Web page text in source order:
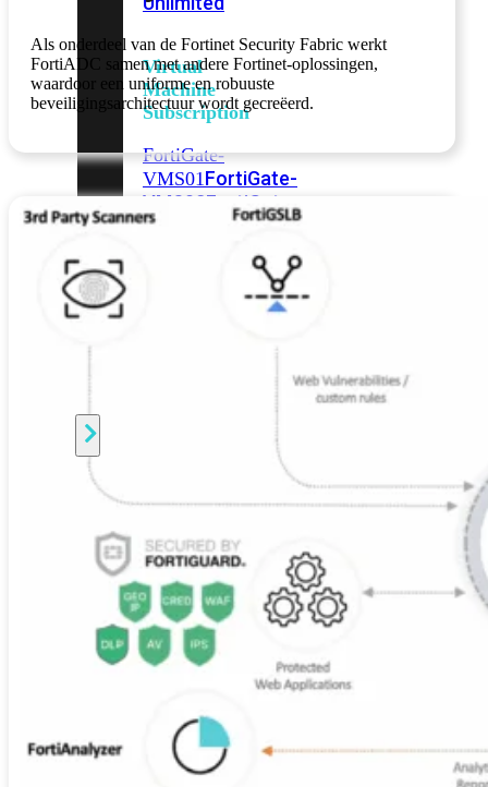
Virtual
Machine
Subscription
FortiGate-
VMS01FortiGate-
VMS02FortiGate-
VMS04
FortiGate-
FortiGate-
FortiGate-
FortiSwitch
100
Series
FortiSwitch
108F
FortiSwitch
FortiSwitch
108F-
FPOE FortiSwitch
Als onderdeel van de Fortinet Security Fabric werkt
FortiADC samen met andere Fortinet-oplossingen,
waardoor een uniforme en robuuste
beveiligingsarchitectuur wordt gecreëerd.